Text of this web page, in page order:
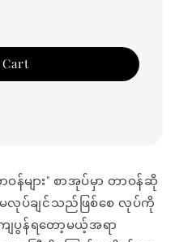
များ" စာအုပ်မှာ တာဝန်ဆို
လုပ်ချင်သည်ဖြစ်စေ လုပ်ကို
ေပွန်ရတော့မယ့်အရာ